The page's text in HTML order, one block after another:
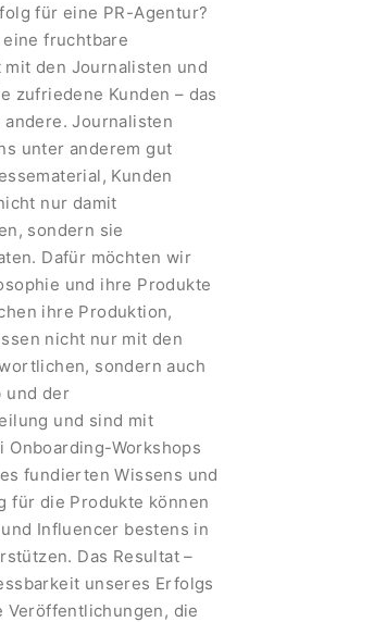
für eine PR-Agentur?
fruchtbare
mit den Journalisten und
zufriedene Kunden – das
Journalisten
unter anderem gut
Kunden
nur damit
sondern sie
Dafür möchten wir
und ihre Produkte
ihre Produktion,
nicht nur mit den
sondern auch
und der
und sind mit
Onboarding-Workshops
fundierten Wissens und
für die Produkte können
Influencer bestens in
Das Resultat –
unseres Erfolgs
Veröffentlichungen, die